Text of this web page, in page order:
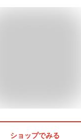
ショップでみる